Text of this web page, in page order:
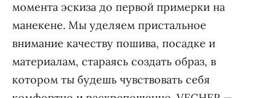
момента эскиза до первой примерки на
манекене. Мы уделяем пристальное
внимание качеству пошива, посадке и
материалам, стараясь создать образ, в
котором ты будешь чувствовать себя